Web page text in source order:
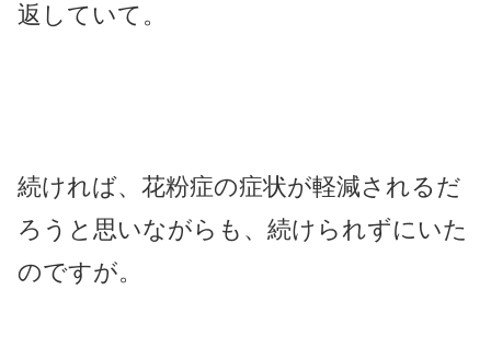
返していて。
続ければ、花粉症の症状が軽減されるだ
ろうと思いながらも、続けられずにいた
のですが。